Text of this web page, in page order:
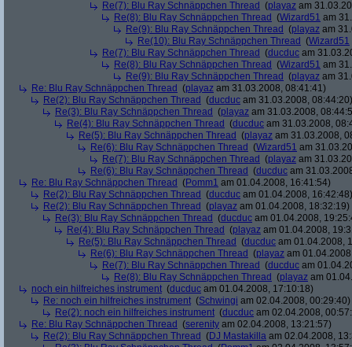
Re(7): Blu Ray Schnäppchen Thread (playaz am
Re(8): Blu Ray Schnäppchen Thread (Wizard51 am
Re(9): Blu Ray Schnäppchen Thread (playaz am
Re(10): Blu Ray Schnäppchen Thread (Wizard51
Re(7): Blu Ray Schnäppchen Thread (ducduc am
Re(8): Blu Ray Schnäppchen Thread (Wizard51 am
Re(9): Blu Ray Schnäppchen Thread (playaz am
Re: Blu Ray Schnäppchen Thread (playaz am 31.03.2008, 08:41:41)
Re(2): Blu Ray Schnäppchen Thread (ducduc am 31.03.2008, 08:44:20)
Re(3): Blu Ray Schnäppchen Thread (playaz am 31.03.2008,
Re(4): Blu Ray Schnäppchen Thread (ducduc am 31.03.2008,
Re(5): Blu Ray Schnäppchen Thread (playaz am 31.03.2008,
Re(6): Blu Ray Schnäppchen Thread (Wizard51 am
Re(7): Blu Ray Schnäppchen Thread (playaz am
Re(6): Blu Ray Schnäppchen Thread (ducduc am
Re: Blu Ray Schnäppchen Thread (Pomm1 am 01.04.2008, 16:41:54)
Re(2): Blu Ray Schnäppchen Thread (ducduc am 01.04.2008, 16:42:48)
Re(2): Blu Ray Schnäppchen Thread (playaz am 01.04.2008, 18:32:19)
Re(3): Blu Ray Schnäppchen Thread (ducduc am 01.04.2008,
Re(4): Blu Ray Schnäppchen Thread (playaz am 01.04.2008,
Re(5): Blu Ray Schnäppchen Thread (ducduc am 01.04.2008,
Re(6): Blu Ray Schnäppchen Thread (playaz am
Re(7): Blu Ray Schnäppchen Thread (ducduc am
Re(8): Blu Ray Schnäppchen Thread (playaz am
noch ein hilfreiches instrument (ducduc am 01.04.2008, 17:10:18)
Re: noch ein hilfreiches instrument (Schwingi am 02.04.2008, 00:29:40)
Re(2): noch ein hilfreiches instrument (ducduc am 02.04.2008,
Re: Blu Ray Schnäppchen Thread (serenity am 02.04.2008, 13:21:57)
Re(2): Blu Ray Schnäppchen Thread (DJ Mastakilla am 02.04.2008,